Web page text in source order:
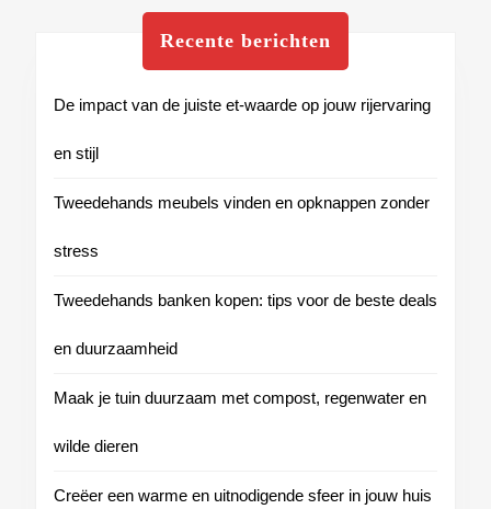
Recente berichten
De impact van de juiste et-waarde op jouw rijervaring
en stijl
Tweedehands meubels vinden en opknappen zonder
stress
Tweedehands banken kopen: tips voor de beste deals
en duurzaamheid
Maak je tuin duurzaam met compost, regenwater en
wilde dieren
Creëer een warme en uitnodigende sfeer in jouw huis